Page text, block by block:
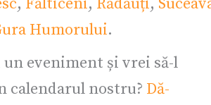
, Fălticeni, Rădăuți,
Humorului.
un eveniment și vrei să-l
calendarul nostru? Dă-